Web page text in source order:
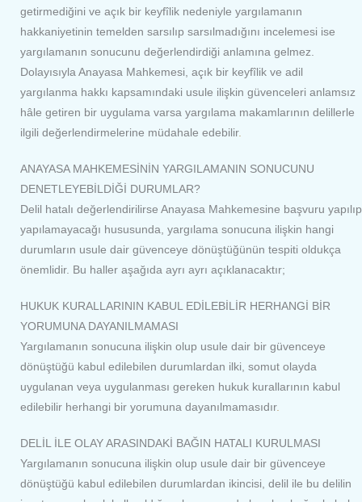
getirmediğini ve açık bir keyfîlik nedeniyle yargılamanın
hakkaniyetinin temelden sarsılıp sarsılmadığını incelemesi ise
yargılamanın sonucunu değerlendirdiği anlamına gelmez.
Dolayısıyla Anayasa Mahkemesi, açık bir keyfîlik ve adil
yargılanma hakkı kapsamındaki usule ilişkin güvenceleri anlamsız
hâle getiren bir uygulama varsa yargılama makamlarının delillerle
ilgili değerlendirmelerine müdahale edebilir.
ANAYASA MAHKEMESİNİN YARGILAMANIN SONUCUNU
DENETLEYEBİLDİĞİ DURUMLAR?
Delil hatalı değerlendirilirse Anayasa Mahkemesine başvuru yapılıp
yapılamayacağı hususunda, yargılama sonucuna ilişkin hangi
durumların usule dair güvenceye dönüştüğünün tespiti oldukça
önemlidir. Bu haller aşağıda ayrı ayrı açıklanacaktır;
HUKUK KURALLARININ KABUL EDİLEBİLİR HERHANGİ BİR
YORUMUNA DAYANILMAMASI
Yargılamanın sonucuna ilişkin olup usule dair bir güvenceye
dönüştüğü kabul edilebilen durumlardan ilki, somut olayda
uygulanan veya uygulanması gereken hukuk kurallarının kabul
edilebilir herhangi bir yorumuna dayanılmamasıdır.
DELİL İLE OLAY ARASINDAKİ BAĞIN HATALI KURULMASI
Yargılamanın sonucuna ilişkin olup usule dair bir güvenceye
dönüştüğü kabul edilebilen durumlardan ikincisi, delil ile bu delilin